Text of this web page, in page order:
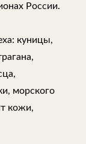
России.
куницы,
морского
кожи,